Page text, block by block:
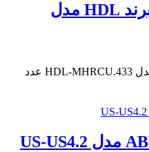
کنترلر ترکیبی هوشمند برند HDL مدل